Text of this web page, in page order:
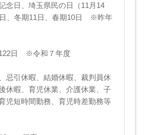
念日、埼玉県民の日（11月14
、冬期11日、春期10日 ※昨年
122日 ※令和７年度
忌引休暇、結婚休暇、裁判員休
休暇、育児休業、介護休業、子
児短時間勤務、育児時差勤務等